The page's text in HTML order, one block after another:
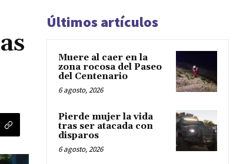
Últimos artículos
Muere al caer en la
zona rocosa del Paseo
del Centenario
6 agosto, 2026
Pierde mujer la vida
tras ser atacada con
disparos
6 agosto, 2026